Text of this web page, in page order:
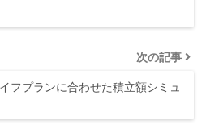
次の記事
フプランに合わせた積立額シミュ